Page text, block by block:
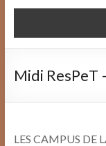
Midi ResPeT
LES CAMPUS DE